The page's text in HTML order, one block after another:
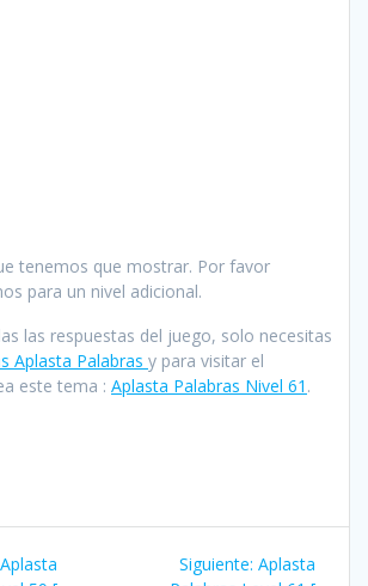
tenemos que mostrar. Por favor
para un nivel adicional.
las respuestas del juego, solo necesitas
Aplasta Palabras y para visitar el
este tema : Aplasta Palabras Nivel 61 .
Entrada
Aplasta
Siguiente: Siguiente
Aplasta